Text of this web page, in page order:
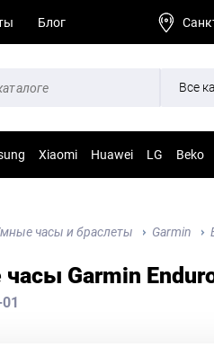
Блог
Все
Xiaomi Huawei LG Beko
часы и браслеты Garmin
Garmin